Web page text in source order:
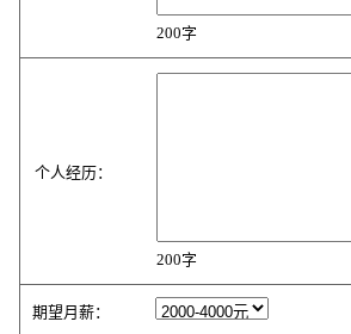
200字
个人经历：
200字
期望月薪：